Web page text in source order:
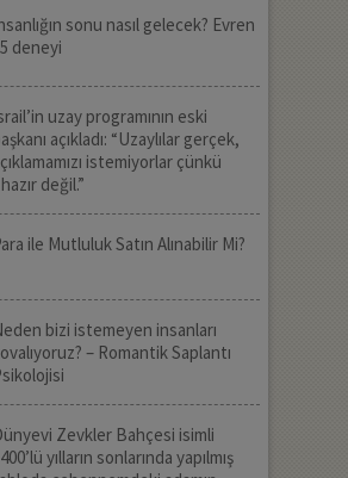
sonu nasıl gelecek? Evren
deneyi
uzay programının eski
açıkladı: “Uzaylılar gerçek,
istemiyorlar çünkü
değil.”
ile Mutluluk Satın Alınabilir Mi?
bizi istemeyen insanları
– Romantik Saplantı
Zevkler Bahçesi isimli
yılların sonlarında yapılmış